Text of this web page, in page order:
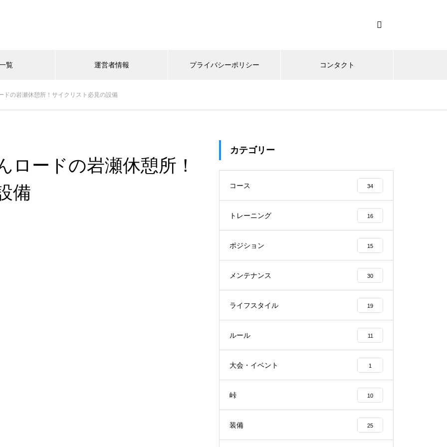
覧 運営者情報 プライバシーポリシー コンタクト
ドの岩瀬休憩所！サイクリスト必見の設備
ロードの岩瀬休憩所！
備
カテゴリー
コース 34
トレーニング 16
ポジション 15
メンテナンス 30
ライフスタイル 19
ルール 11
大会・イベント 1
峠 10
装備 25